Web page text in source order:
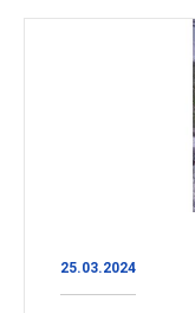
25.03.2024